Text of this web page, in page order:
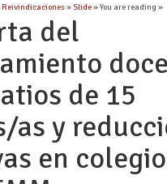
Reivindicaciones»Slide» You are reading »
del
de 15
as y
en